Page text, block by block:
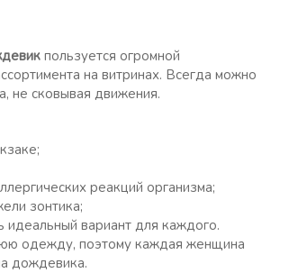
пользуется огромной
на витринах. Всегда можно
не сковывая движения.
реакций организма;
зонтика;
идеальный вариант для каждого.
одежду, поэтому каждая женщина
дождевика.